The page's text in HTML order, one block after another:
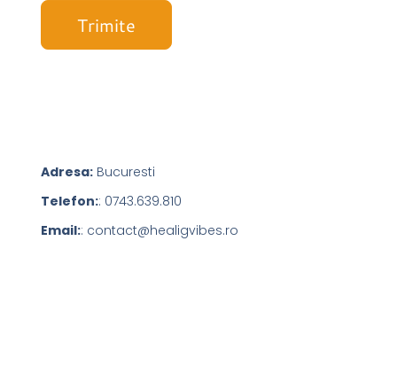
Adresa:Bucuresti
Telefon:: 0743.639.810
Email:: contact@healigvibes.ro